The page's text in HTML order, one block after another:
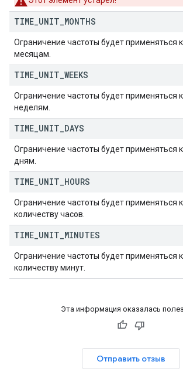
TIME UNIT MONTHS
Ограничение частоты будет применяться
месяцам.
TIME UNIT WEEKS
Ограничение частоты будет применяться
неделям.
TIME UNIT DAYS
Ограничение частоты будет применяться
дням.
TIME UNIT HOURS
Ограничение частоты будет применяться
количеству часов.
TIME UNIT MINUTES
Ограничение частоты будет применяться
количеству минут.
Эта информация оказалась
Отправить отзыв